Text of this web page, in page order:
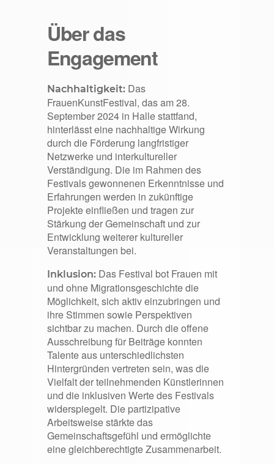
Über das
Engagement
Nachhaltigkeit: Das
FrauenKunstFestival, das am 28.
September 2024 in Halle stattfand,
hinterlässt eine nachhaltige Wirkung
durch die Förderung langfristiger
Netzwerke und interkultureller
Verständigung. Die im Rahmen des
Festivals gewonnenen Erkenntnisse und
Erfahrungen werden in zukünftige
Projekte einfließen und tragen zur
Stärkung der Gemeinschaft und zur
Entwicklung weiterer kultureller
Veranstaltungen bei.
Inklusion: Das Festival bot Frauen mit
und ohne Migrationsgeschichte die
Möglichkeit, sich aktiv einzubringen und
ihre Stimmen sowie Perspektiven
sichtbar zu machen. Durch die offene
Ausschreibung für Beiträge konnten
Talente aus unterschiedlichsten
Hintergründen vertreten sein, was die
Vielfalt der teilnehmenden Künstlerinnen
und die inklusiven Werte des Festivals
widerspiegelt. Die partizipative
Arbeitsweise stärkte das
Gemeinschaftsgefühl und ermöglichte
eine gleichberechtigte Zusammenarbeit.